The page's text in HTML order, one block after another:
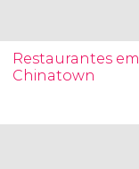
Restaurantes em
Chinatown